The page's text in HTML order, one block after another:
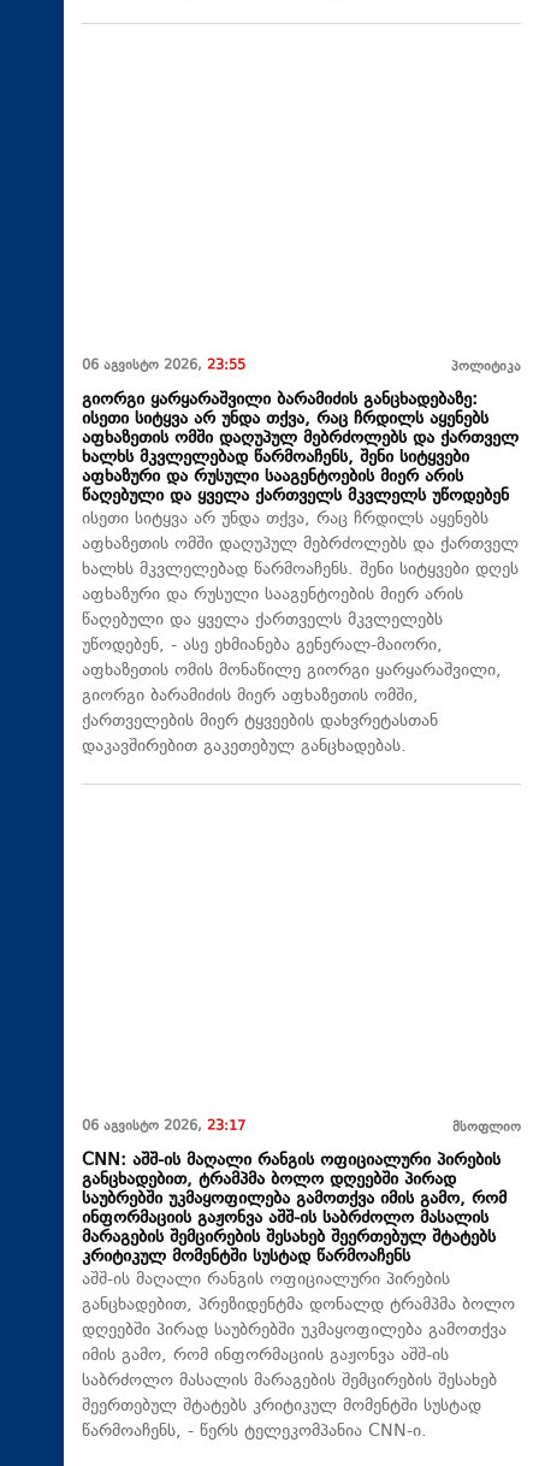
06 აგვისტო 2026, 23:55 პოლიტიკა
გიორგი ყარყარაშვილი ბარამიძის განცხადებაზე:
ისეთი სიტყვა არ უნდა თქვა, რაც ჩრდილს აყენებს
აფხაზეთის ომში დაღუპულ მებრძოლებს და ქართველ
ხალხს მკვლელებად წარმოაჩენს, შენი სიტყვები
აფხაზური და რუსული სააგენტოების მიერ არის
წაღებული და ყველა ქართველს მკვლელს უწოდებენ
ისეთი სიტყვა არ უნდა თქვა, რაც ჩრდილს აყენებს
აფხაზეთის ომში დაღუპულ მებრძოლებს და ქართველ
ხალხს მკვლელებად წარმოაჩენს. შენი სიტყვები დღეს
აფხაზური და რუსული სააგენტოების მიერ არის
წაღებული და ყველა ქართველს მკვლელებს
უწოდებენ, - ასე ეხმიანება გენერალ-მაიორი,
აფხაზეთის ომის მონაწილე გიორგი ყარყარაშვილი,
გიორგი ბარამიძის მიერ აფხაზეთის ომში,
ქართველების მიერ ტყვეების დახვრეტასთან
დაკავშირებით გაკეთებულ განცხადებას.
06 აგვისტო 2026, 23:17 მსოფლიო
CNN: აშშ-ის მაღალი რანგის ოფიციალური პირების
განცხადებით, ტრამპმა ბოლო დღეებში პირად
საუბრებში უკმაყოფილება გამოთქვა იმის გამო, რომ
ინფორმაციის გაჟონვა აშშ-ის საბრძოლო მასალის
მარაგების შემცირების შესახებ შეერთებულ შტატებს
კრიტიკულ მომენტში სუსტად წარმოაჩენს
აშშ-ის მაღალი რანგის ოფიციალური პირების
განცხადებით, პრეზიდენტმა დონალდ ტრამპმა ბოლო
დღეებში პირად საუბრებში უკმაყოფილება გამოთქვა
იმის გამო, რომ ინფორმაციის გაჟონვა აშშ-ის
საბრძოლო მასალის მარაგების შემცირების შესახებ
შეერთებულ შტატებს კრიტიკულ მომენტში სუსტად
წარმოაჩენს, - წერს ტელეკომპანია CNN-ი.